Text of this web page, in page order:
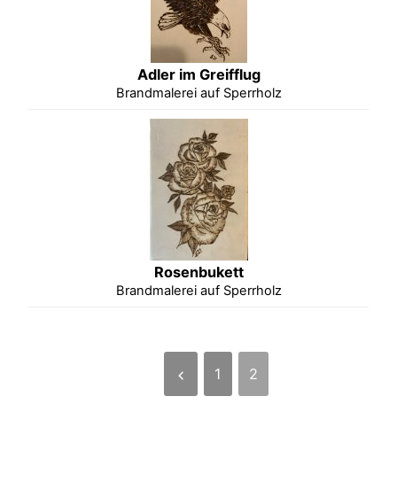
Adler im Greifflug
Brandmalerei auf Sperrholz
Rosenbukett
Brandmalerei auf Sperrholz
1 2